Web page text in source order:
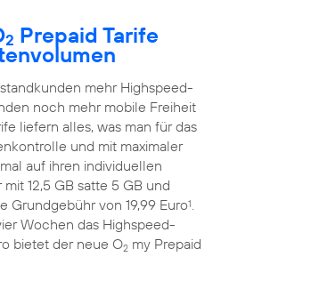
2 Prepaid Tarife
mehr Highspeed-
noch mehr mobile Freiheit
liefern alles, was man für das
und mit maximaler
auf ihren individuellen
12,5 GB satte 5 GB und
Grundgebühr von 19,99 Euro1.
Wochen das Highspeed-
bietet der neue O2 my Prepaid